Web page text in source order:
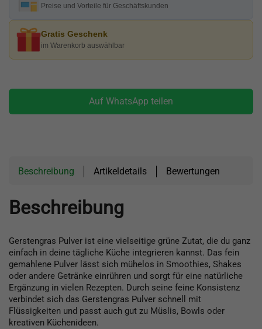
Preise und Vorteile für Geschäftskunden
Gratis Geschenk
im Warenkorb auswählbar
Auf WhatsApp teilen
Beschreibung Artikeldetails Bewertungen
Beschreibung
Gerstengras Pulver ist eine vielseitige grüne Zutat, die du ganz
einfach in deine tägliche Küche integrieren kannst. Das fein
gemahlene Pulver lässt sich mühelos in Smoothies, Shakes
oder andere Getränke einrühren und sorgt für eine natürliche
Ergänzung in vielen Rezepten. Durch seine feine Konsistenz
verbindet sich das Gerstengras Pulver schnell mit
Flüssigkeiten und passt auch gut zu Müslis, Bowls oder
kreativen Küchenideen.